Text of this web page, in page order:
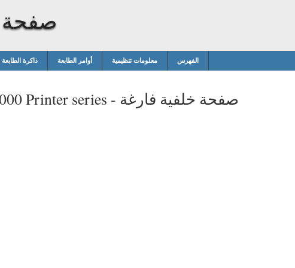
صفحة
ذاكرة الطابعة أوامر الطابعة معلومات تنظيمية الفهرس
Printer series - صفحة خلفية فارغة